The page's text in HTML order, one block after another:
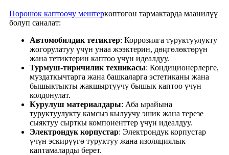
Порошок каптоочу мештеркөптөгөн тармактарда маанилүү
болуп саналат:
Автомобилдик тетиктер: Коррозияга туруктуулукту
жогорулатуу үчүн унаа жээктерин, дөңгөлөктөрүн
жана тетиктерин каптоо үчүн идеалдуу.
Турмуш-тиричилик техникасы: Кондиционерлерге,
муздаткычтарга жана башкаларга эстетиканы жана
бышыктыкты жакшыртуучу бышык каптоо үчүн
колдонулат.
Курулуш материалдары: Аба ырайына
туруктуулукту камсыз кылуучу эшик жана терезе
сыяктуу сырткы компоненттер үчүн идеалдуу.
Электрондук корпустар: Электрондук корпустар
үчүн эскирүүгө туруктуу жана изоляциялык
каптамаларды берет.